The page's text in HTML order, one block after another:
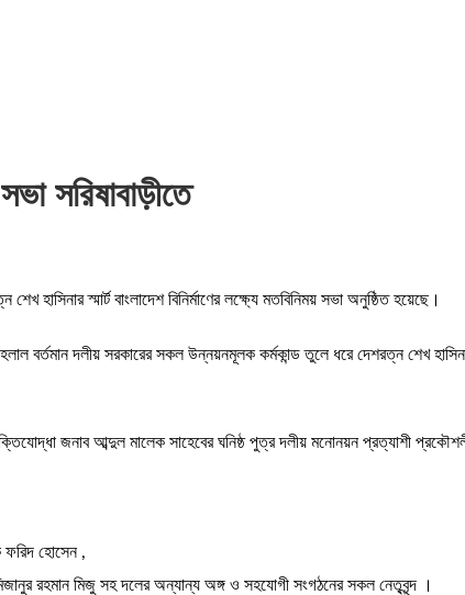
সরিষাবাড়ীতে
শেখ হাসিনার স্মার্ট বাংলাদেশ বিনির্মাণের লক্ষ্যে মতবিনিময় সভা অনুষ্ঠিত হয়েছে।
বর্তমান দলীয় সরকারের সকল উন্নয়নমূলক কর্মকান্ড তুলে ধরে দেশরত্ন শেখ
জনাব আব্দুল মালেক সাহেবের ঘনিষ্ঠ পুত্র দলীয় মনোনয়ন প্রত্যাশী
ফরিদ হোসেন ,
রহমান মিজু সহ দলের অন্যান্য অঙ্গ ও সহযোগী সংগঠনের সকল নেতৃবৃন্দ ।